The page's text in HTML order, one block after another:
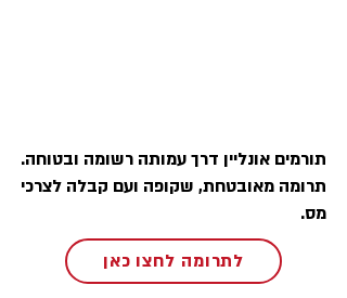
תורמים אונליין דרך עמותה רשומה ובטוחה.
תרומה מאובטחת, שקופה ועם קבלה לצרכי
מס.
לתרומה לחצו כאן